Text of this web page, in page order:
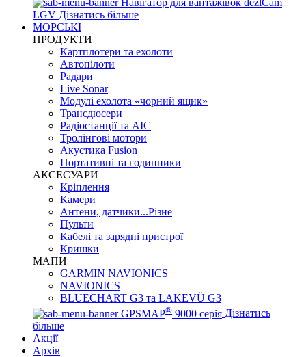
Навігатор для вантажівок dēzlCam
LGV Дізнатись більше
МОРСЬКІ
ПРОДУКТИ
Картплотери та ехолоти
Автопілоти
Радари
Live Sonar
Модулі ехолота «чорний ящик»
Трансдюсери
Радіостанції та АІС
Тролінгові мотори
Акустика Fusion
Портативні та годинники
АКСЕСУАРИ
Кріплення
Камери
Антени, датчики...Різне
Пульти
Кабелі та зарядні пристрої
Кришки
МАПИ
GARMIN NAVIONICS
NAVIONICS
BLUECHART G3 та LAKEVÜ G3
GPSMAP® 9000 серія Дізнатись
більше
Акції
Архів